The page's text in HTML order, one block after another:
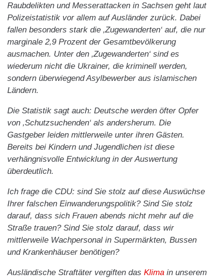
Raubdelikten und Messerattacken in Sachsen geht laut
Polizeistatistik vor allem auf Ausländer zurück. Dabei
fallen besonders stark die ‚Zugewanderten‘ auf, die nur
marginale 2,9 Prozent der Gesamtbevölkerung
ausmachen. Unter den ‚Zugewanderten‘ sind es
wiederum nicht die Ukrainer, die kriminell werden,
sondern überwiegend Asylbewerber aus islamischen
Ländern.
Die Statistik sagt auch: Deutsche werden öfter Opfer
von ‚Schutzsuchenden‘ als andersherum. Die
Gastgeber leiden mittlerweile unter ihren Gästen.
Bereits bei Kindern und Jugendlichen ist diese
verhängnisvolle Entwicklung in der Auswertung
überdeutlich.
Ich frage die CDU: sind Sie stolz auf diese Auswüchse
Ihrer falschen Einwanderungspolitik? Sind Sie stolz
darauf, dass sich Frauen abends nicht mehr auf die
Straße trauen? Sind Sie stolz darauf, dass wir
mittlerweile Wachpersonal in Supermärkten, Bussen
und Krankenhäuser benötigen?
Ausländische Straftäter vergiften das Klima in unserem